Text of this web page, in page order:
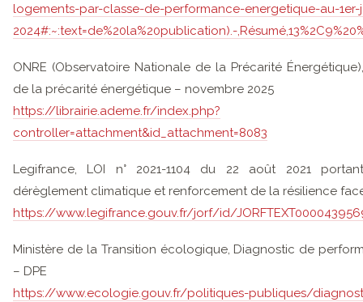
logements-par-classe-de-performance-energetique-au-1er-
2024#:~:text=de%20la%20publication).-
ONRE (Observatoire Nationale de la Précarité
de la précarité énergétique – novembre 2025
https://librairie.ademe.fr/index.php?
controller=attachment&id_attachment=8083
Legifrance, LOI n° 2021-1104 du 22 août 2021
dérèglement climatique et renforcement de la résilience
https://www.legifrance.gouv.fr/jorf/id/
Ministère de la Transition écologique, Diagnostic de
– DPE
https://www.ecologie.gouv.fr/politiques-publiques/